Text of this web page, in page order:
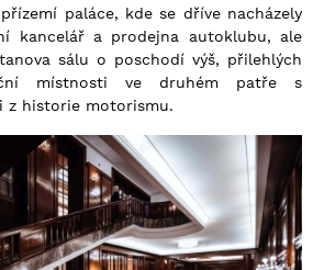
paláce, kde se dříve nacházely
kancelář a prodejna autoklubu, ale
sálu o poschodí výš, přilehlých
místnosti ve druhém patře s
z historie motorismu.